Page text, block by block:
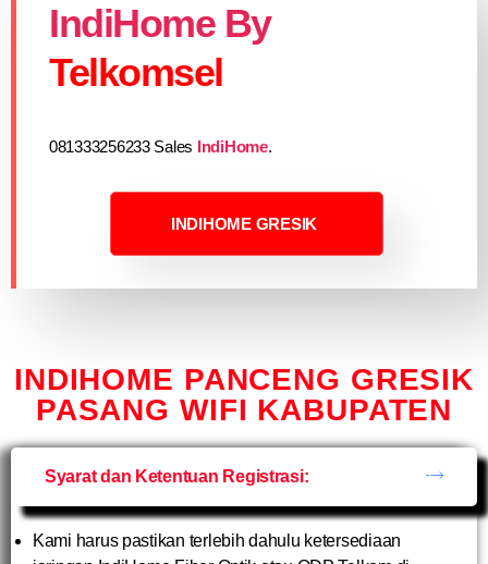
IndiHome By
Telkomsel
081333256233 Sales IndiHome.
INDIHOME GRESIK
INDIHOME PANCENG GRESIK
PASANG WIFI KABUPATEN
Syarat dan Ketentuan Registrasi:
Kami harus pastikan terlebih dahulu ketersediaan